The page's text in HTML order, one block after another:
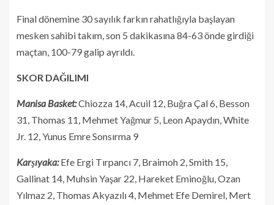
Final dönemine 30 sayılık farkın rahatlığıyla başlayan
mesken sahibi takım, son 5 dakikasına 84-63 önde girdiği
maçtan, 100-79 galip ayrıldı.
SKOR DAĞILIMI
Manisa Basket:Chiozza 14, Acuil 12, Buğra Çal 6, Besson
31, Thomas 11, Mehmet Yağmur 5, Leon Apaydın, White
Jr. 12, Yunus Emre Sonsırma 9
Karşıyaka:Efe Ergi Tırpancı 7, Braimoh 2, Smith 15,
Gallinat 14, Muhsin Yaşar 22, Hareket Eminoğlu, Ozan
Yılmaz 2, Thomas Akyazılı 4, Mehmet Efe Demirel, Mert